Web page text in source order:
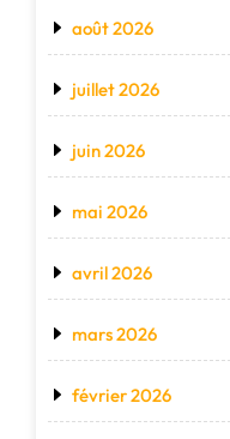
août 2026
juillet 2026
juin 2026
mai 2026
avril 2026
mars 2026
février 2026